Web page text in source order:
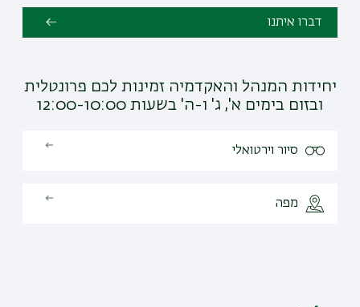
דברו איתנו
יחידות המנהל והאקדמיה זמינות לכם פרונטלית
ובזום בימים א', ג' ו-ה' בשעות 12:00-10:00
סיור וירטואלי
מפה